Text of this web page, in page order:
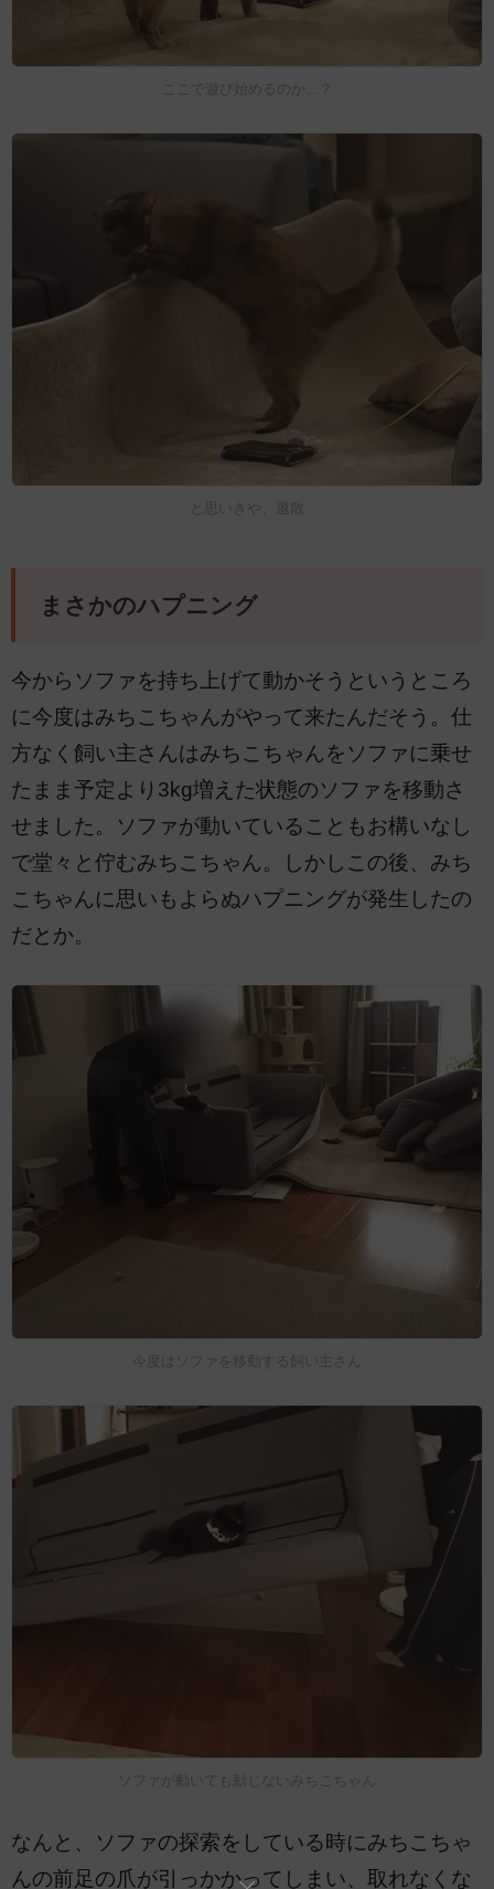
ここで遊び始めるのか...？
と思いきや、退散
まさかのハプニング
今からソファを持ち上げて動かそうというところ
に今度はみちこちゃんがやって来たんだそう。仕
方なく飼い主さんはみちこちゃんをソファに乗せ
たまま予定より3kg増えた状態のソファを移動さ
せました。ソファが動いていることもお構いなし
で堂々と佇むみちこちゃん。しかしこの後、みち
こちゃんに思いもよらぬハプニングが発生したの
だとか。
今度はソファを移動する飼い主さん
ソファが動いても動じないみちこちゃん
なんと、ソファの探索をしている時にみちこちゃ
んの前足の爪が引っかかってしまい、取れなくな